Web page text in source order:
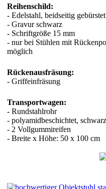
Reihenschild:
- Edelstahl, beidseitig gebürstet
- Gravur schwarz
- Schriftgröße 15 mm
- nur bei Stühlen mit
möglich
Rückenausfräsung:
- Griffeinfräsung
Transportwagen:
- Rundstahlrohr
- polyamidbeschichtet, schwarz
- 2 Vollgummireifen
- Breite x Höhe: 50 x 100 cm